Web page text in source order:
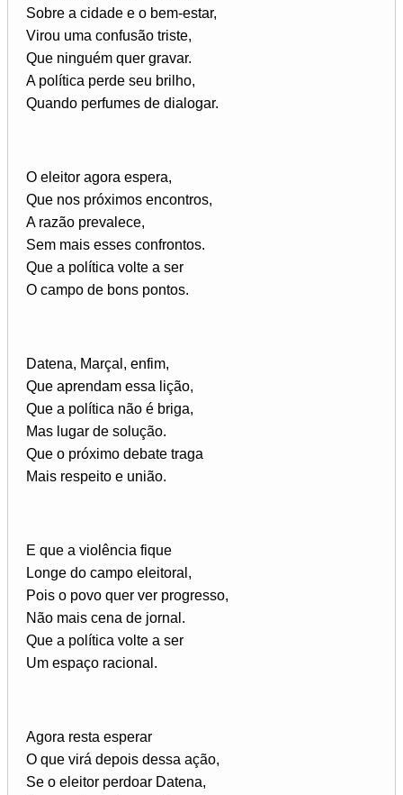
Sobre a cidade e o bem-estar,
Virou uma confusão triste,
Que ninguém quer gravar.
A política perde seu brilho,
Quando perfumes de dialogar.
O eleitor agora espera,
Que nos próximos encontros,
A razão prevalece,
Sem mais esses confrontos.
Que a política volte a ser
O campo de bons pontos.
Datena, Marçal, enfim,
Que aprendam essa lição,
Que a política não é briga,
Mas lugar de solução.
Que o próximo debate traga
Mais respeito e união.
E que a violência fique
Longe do campo eleitoral,
Pois o povo quer ver progresso,
Não mais cena de jornal.
Que a política volte a ser
Um espaço racional.
Agora resta esperar
O que virá depois dessa ação,
Se o eleitor perdoar Datena,